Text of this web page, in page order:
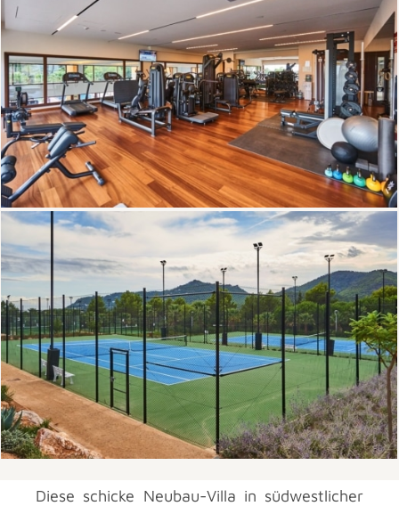
Diese schicke Neubau-Villa in südwestlicher